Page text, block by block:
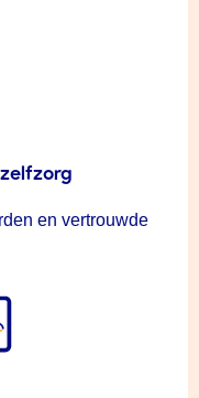
en vertrouwde